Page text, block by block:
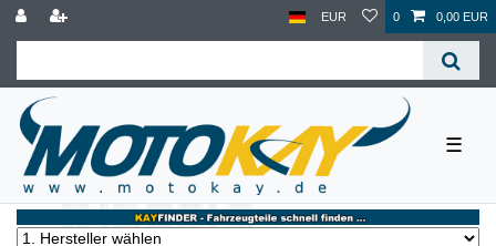
EUR 0 0,00 EUR
☰